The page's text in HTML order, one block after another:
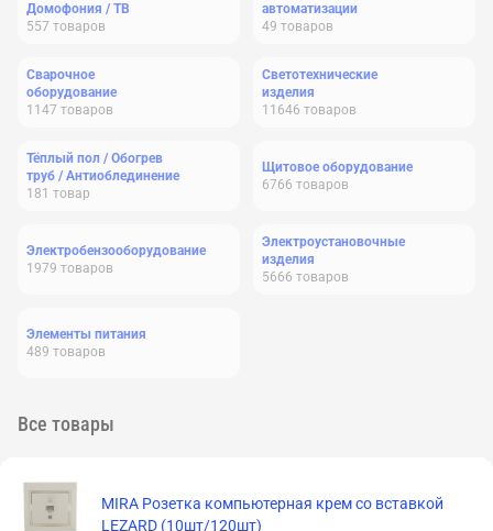
Домофония / ТВ
557 товаров
автоматизации
49 товаров
Сварочное
оборудование
1147 товаров
Светотехнические
изделия
11646 товаров
Тёплый пол / Обогрев
труб / Антиоблединение
181 товар
Щитовое оборудование
6766 товаров
Электробензооборудование
1979 товаров
Электроустановочные
изделия
5666 товаров
Элементы питания
489 товаров
Все товары
MIRA Розетка компьютерная крем со вставкой
LEZARD (10шт/120шт)